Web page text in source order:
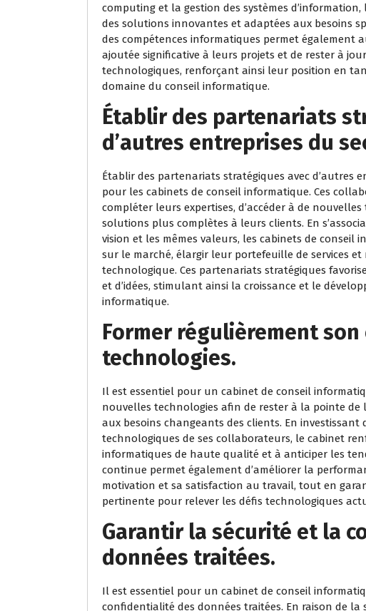
computing et la gestion des systèmes
des solutions innovantes et adaptées aux besoins
des compétences informatiques permet également
ajoutée significative à leurs projets et de rester à
technologiques, renforçant ainsi leur position en
domaine du conseil informatique.
Établir des partenariats
d’autres entreprises du
Établir des partenariats stratégiques avec d’autres
pour les cabinets de conseil informatique. Ces
compléter leurs expertises, d’accéder à de
solutions plus complètes à leurs clients. En
vision et les mêmes valeurs, les cabinets de
sur le marché, élargir leur portefeuille de services
technologique. Ces partenariats stratégiques
et d’idées, stimulant ainsi la croissance et le
informatique.
Former régulièrement
technologies.
Il est essentiel pour un cabinet de conseil
nouvelles technologies afin de rester à la pointe de
aux besoins changeants des clients. En
technologiques de ses collaborateurs, le cabinet
informatiques de haute qualité et à anticiper les
continue permet également d’améliorer la
motivation et sa satisfaction au travail, tout en
pertinente pour relever les défis technologiques
Garantir la sécurité et la
données traitées.
Il est essentiel pour un cabinet de conseil
confidentialité des données traitées. En raison de